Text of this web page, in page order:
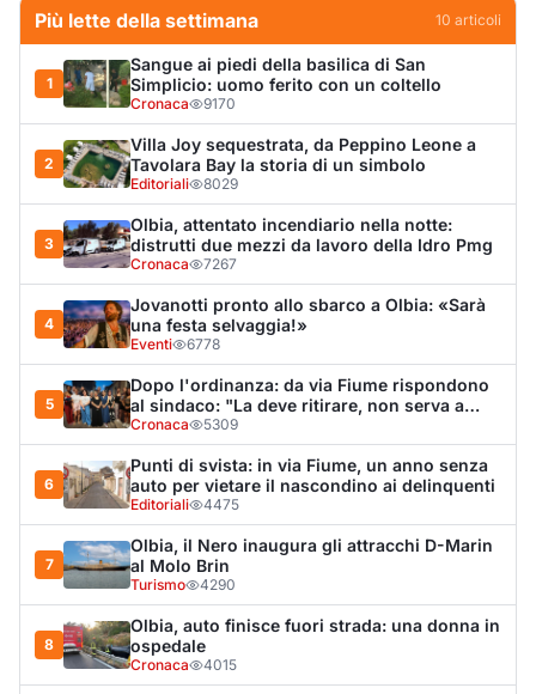
Più lette della settimana 10 articoli
1
Sangue ai piedi della basilica di San
Simplicio: uomo ferito con un coltello
Cronaca 9170
2
Villa Joy sequestrata, da Peppino Leone a
Tavolara Bay la storia di un simbolo
Editoriali 8029
3
Olbia, attentato incendiario nella notte:
distrutti due mezzi da lavoro della Idro Pmg
Cronaca 7267
4
Jovanotti pronto allo sbarco a Olbia: «Sarà
una festa selvaggia!»
Eventi 6778
5
Dopo l'ordinanza: da via Fiume rispondono
al sindaco: "La deve ritirare, non serva a
nulla"
Cronaca 5309
6
Punti di svista: in via Fiume, un anno senza
auto per vietare il nascondino ai delinquenti
Editoriali 4475
7
Olbia, il Nero inaugura gli attracchi D-Marin
al Molo Brin
Turismo 4290
8
Olbia, auto finisce fuori strada: una donna in
ospedale
Cronaca 4015